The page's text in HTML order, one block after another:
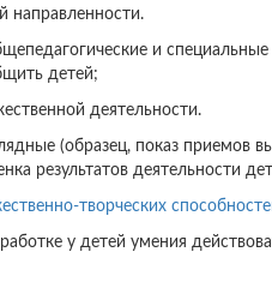
направленности.
и
детей;
деятельности.
(образец, показ приемов
результатов деятельности
творческих
у детей умения